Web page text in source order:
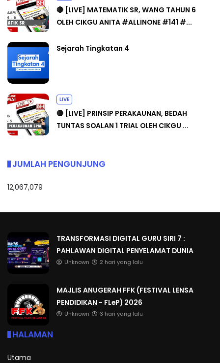
🔴 [LIVE] MATEMATIK SR, WANG TAHUN 6
OLEH CIKGU ANITA #ALLINONE #141 #...
Sejarah Tingkatan 4
LIVE
🔴 [LIVE] PRINSIP PERAKAUNAN, BEDAH
TUNTAS SOALAN 1 TRIAL OLEH CIKGU ...
JUMLAH PENGUNJUNG
12,067,079
TRANSFORMASI DIGITAL GURU SIRI 7 :
PAHLAWAN DIGITAL PENYELAMAT DUNIA
Unknown 2 hari yang lalu
MAJLIS ANUGERAH FFK (FESTIVAL LENSA
PENDIDIKAN - FLeP) 2026
Unknown 3 hari yang lalu
HALAMAN
Utama